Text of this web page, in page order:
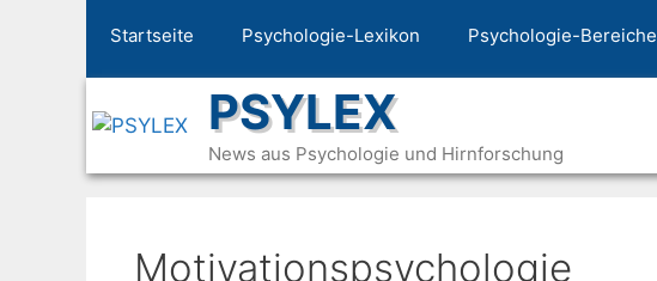
Startseite Psychologie-Lexikon Psychologie-Bereiche
PSYLEX
News aus Psychologie und Hirnforschung
Motivationspsychologie